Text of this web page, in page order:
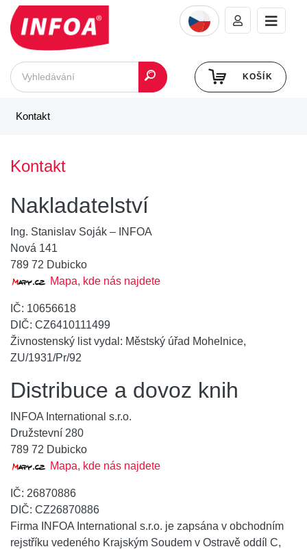
KOŠÍK
Kontakt
Kontakt
Nakladatelství
Ing. Stanislav Soják – INFOA
Nová 141
789 72 Dubicko
Mapa, kde nás najdete
IČ: 10656618
DIČ: CZ6410111499
Živnostenský list vydal: Městský úřad Mohelnice,
ZU/1931/Pr/92
Distribuce a dovoz knih
INFOA International s.r.o.
Družstevní 280
789 72 Dubicko
Mapa, kde nás najdete
IČ: 26870886
DIČ: CZ26870886
Firma
INFOA International s.r.o. je zapsána v obchodním
rejstříku vedeného Krajským Soudem v Ostravě oddíl C,